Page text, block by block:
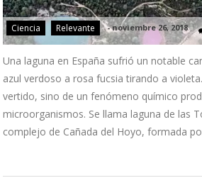
Ciencia Relevante -noviembre 26, 2018
Una laguna en España sufrió un notable
azul verdoso a rosa fucsia tirando a
vertido, sino de un fenómeno químico
microorganismos. Se llama laguna de las
complejo de Cañada del Hoyo, formada